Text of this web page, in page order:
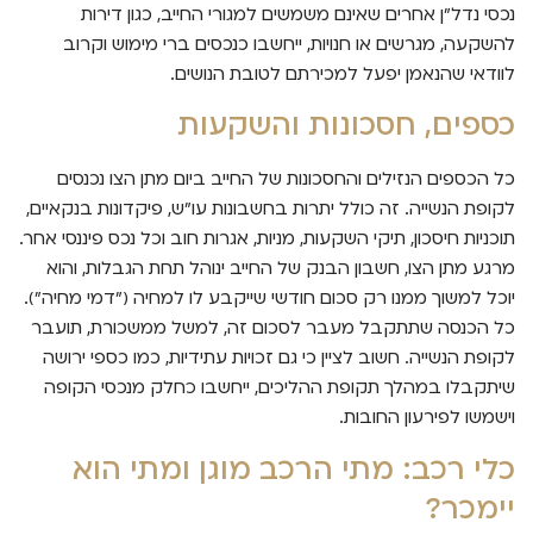
נכסי נדל"ן אחרים שאינם משמשים למגורי החייב, כגון דירות
להשקעה, מגרשים או חנויות, ייחשבו כנכסים ברי מימוש וקרוב
לוודאי שהנאמן יפעל למכירתם לטובת הנושים.
כספים, חסכונות והשקעות
כל הכספים הנזילים והחסכונות של החייב ביום מתן הצו נכנסים
לקופת הנשייה. זה כולל יתרות בחשבונות עו"ש, פיקדונות בנקאיים,
תוכניות חיסכון, תיקי השקעות, מניות, אגרות חוב וכל נכס פיננסי אחר.
מרגע מתן הצו, חשבון הבנק של החייב ינוהל תחת הגבלות, והוא
יוכל למשוך ממנו רק סכום חודשי שייקבע לו למחיה ("דמי מחיה").
כל הכנסה שתתקבל מעבר לסכום זה, למשל ממשכורת, תועבר
לקופת הנשייה. חשוב לציין כי גם זכויות עתידיות, כמו כספי ירושה
שיתקבלו במהלך תקופת ההליכים, ייחשבו כחלק מנכסי הקופה
וישמשו לפירעון החובות.
כלי רכב: מתי הרכב מוגן ומתי הוא
יימכר?